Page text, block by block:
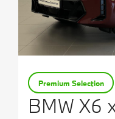
BMW X6
Premium Selection